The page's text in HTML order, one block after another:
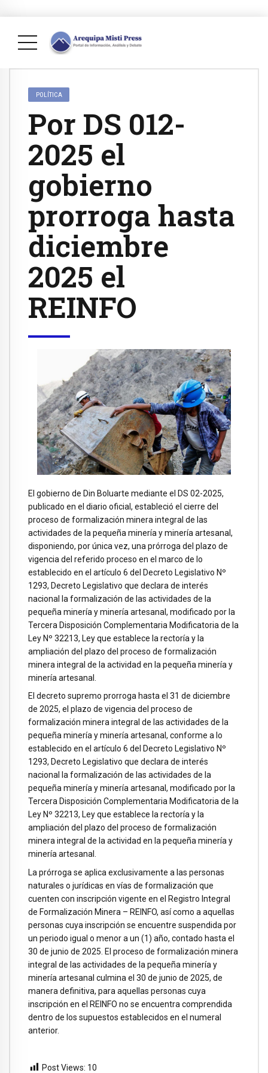
POLÍTICA
Por DS 012-
2025 el
gobierno
prorroga hasta
diciembre
2025 el
REINFO
El gobierno de Din Boluarte mediante el DS 02-2025,
publicado en el diario oficial, estableció el cierre del
proceso de formalización minera integral de las
actividades de la pequeña minería y minería artesanal,
disponiendo, por única vez, una prórroga del plazo de
vigencia del referido proceso en el marco de lo
establecido en el artículo 6 del Decreto Legislativo Nº
1293, Decreto Legislativo que declara de interés
nacional la formalización de las actividades de la
pequeña minería y minería artesanal, modificado por la
Tercera Disposición Complementaria Modificatoria de la
Ley Nº 32213, Ley que establece la rectoría y la
ampliación del plazo del proceso de formalización
minera integral de la actividad en la pequeña minería y
minería artesanal.
El decreto supremo prorroga hasta el 31 de diciembre
de 2025, el plazo de vigencia del proceso de
formalización minera integral de las actividades de la
pequeña minería y minería artesanal, conforme a lo
establecido en el artículo 6 del Decreto Legislativo Nº
1293, Decreto Legislativo que declara de interés
nacional la formalización de las actividades de la
pequeña minería y minería artesanal, modificado por la
Tercera Disposición Complementaria Modificatoria de la
Ley Nº 32213, Ley que establece la rectoría y la
ampliación del plazo del proceso de formalización
minera integral de la actividad en la pequeña minería y
minería artesanal.
La prórroga se aplica exclusivamente a las personas
naturales o jurídicas en vías de formalización que
cuenten con inscripción vigente en el Registro Integral
de Formalización Minera – REINFO, así como a aquellas
personas cuya inscripción se encuentre suspendida por
un periodo igual o menor a un (1) año, contado hasta el
30 de junio de 2025. El proceso de formalización minera
integral de las actividades de la pequeña minería y
minería artesanal culmina el 30 de junio de 2025, de
manera definitiva, para aquellas personas cuya
inscripción en el REINFO no se encuentra comprendida
dentro de los supuestos establecidos en el numeral
anterior.
Post Views: 10